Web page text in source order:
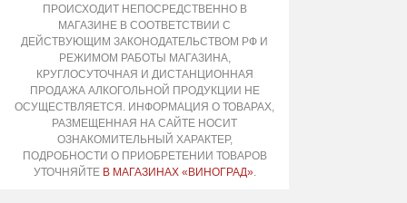
ПРОИСХОДИТ НЕПОСРЕДСТВЕННО В
МАГАЗИНЕ В СООТВЕТСТВИИ С
ДЕЙСТВУЮЩИМ ЗАКОНОДАТЕЛЬСТВОМ РФ И
РЕЖИМОМ РАБОТЫ МАГАЗИНА,
КРУГЛОСУТОЧНАЯ И ДИСТАНЦИОННАЯ
ПРОДАЖА АЛКОГОЛЬНОЙ ПРОДУКЦИИ НЕ
ОСУЩЕСТВЛЯЕТСЯ. ИНФОРМАЦИЯ О ТОВАРАХ,
РАЗМЕЩЕННАЯ НА САЙТЕ НОСИТ
ОЗНАКОМИТЕЛЬНЫЙ ХАРАКТЕР,
ПОДРОБНОСТИ О ПРИОБРЕТЕНИИ ТОВАРОВ
УТОЧНЯЙТЕ В МАГАЗИНАХ «ВИНОГРАД».